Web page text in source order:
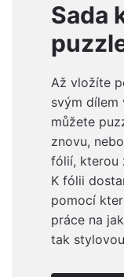
Sada
Až vložíte
svým dílem
můžete
znovu,
fólií, kterou
K fólii
pomocí
práce na
tak